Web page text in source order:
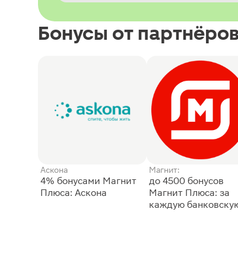
Бонусы от
Аскона
4% бонусами Магнит
Плюса: Аскона
Магнит:
до 4500 бонусов
Магнит Плюса: за
каждую